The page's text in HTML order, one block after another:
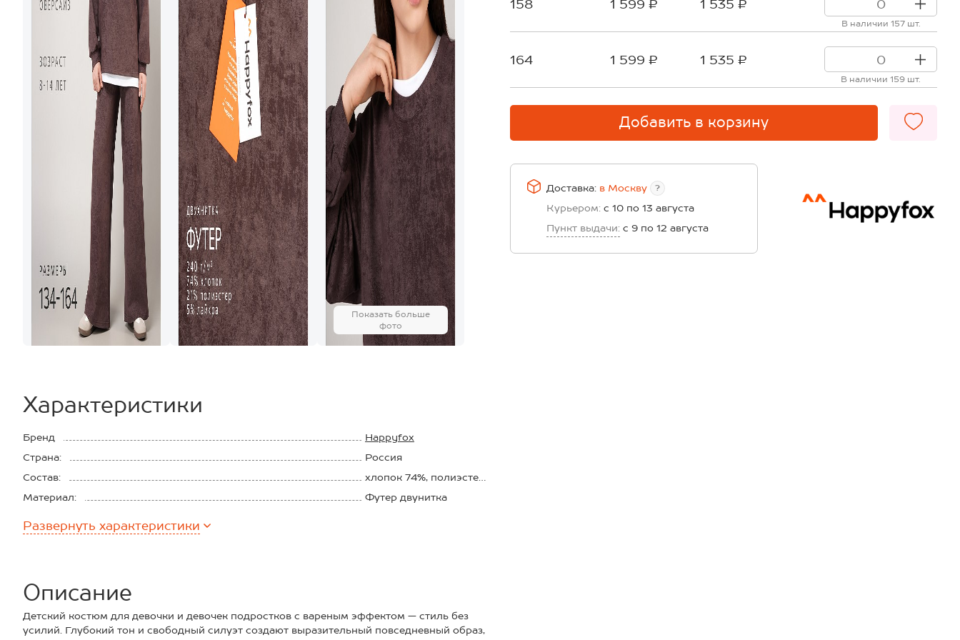
Показать больше
фото
158 1 599 ₽ 1 535 ₽
В наличии 157 шт.
164 1 599 ₽ 1 535 ₽
В наличии 159 шт.
Добавить в корзину
Доставка: в Москву ?
Курьером: с 10 по 13 августа
Пункт выдачи: с 9 по 12 августа
Характеристики
Бренд
Happyfox
Страна:
Россия
Состав:
хлопок 74%, полиэстер
21%, лайкра 5%
Материал:
Футер двунитка
Развернуть характеристики
Описание
Детский костюм для девочки и девочек подростков с вареным эффектом — стиль без
усилий. Глубокий тон и свободный силуэт создают выразительный повседневный образ,